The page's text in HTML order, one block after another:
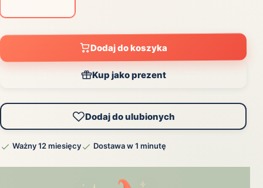
Dodaj do koszyka
Kup jako prezent
Dodaj do ulubionych
Ważny 12 miesięcy Dostawa w 1 minutę